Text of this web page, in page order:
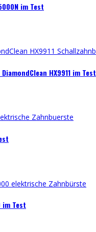
im Test
HX9911 im Test
Test